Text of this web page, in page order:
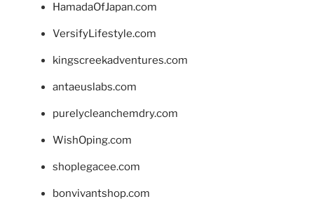
HamadaOfJapan.com
VersifyLifestyle.com
kingscreekadventures.com
antaeuslabs.com
purelycleanchemdry.com
WishOping.com
shoplegacee.com
bonvivantshop.com